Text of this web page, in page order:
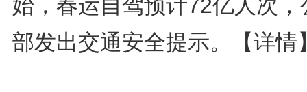
始，春运自驾预计72亿人次，
部发出交通安全提示。
【详情